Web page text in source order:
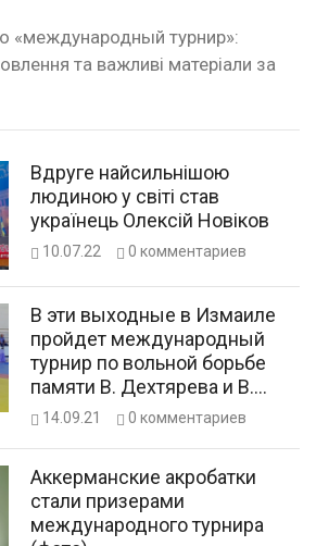
«международный турнир»:
та важливі матеріали за
Вдруге найсильнішою
людиною у свiтi став
українець Олексій Новіков
10.07.22 0 комментариев
В эти выходные в Измаиле
пройдет международный
турнир по вольной борьбе
памяти В. Дехтярева и В.
Коваленко
14.09.21 0 комментариев
Аккерманские акробатки
стали призерами
международного турнира